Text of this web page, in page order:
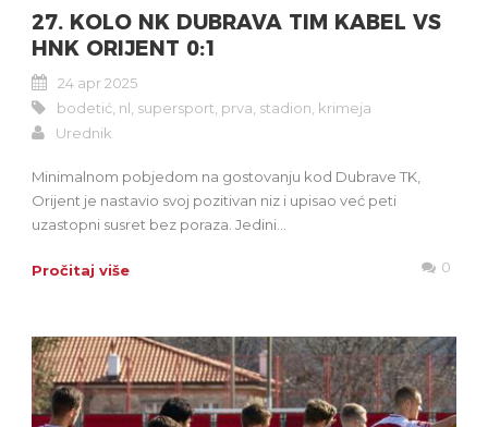
27. KOLO NK DUBRAVA TIM KABEL VS
HNK ORIJENT 0:1
24 apr 2025
bodetić nl supersport prva stadion krimeja
Urednik
Minimalnom pobjedom na gostovanju kod Dubrave TK,
Orijent je nastavio svoj pozitivan niz i upisao već peti
uzastopni susret bez poraza. Jedini...
Pročitaj više 0